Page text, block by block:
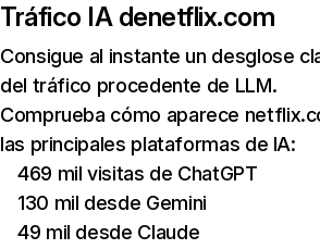
Tráfico IA denetflix.com
Consigue al instante un desglose
del tráfico procedente de LLM.
Comprueba cómo aparece
las principales plataformas de IA:
469 mil visitas de ChatGPT
130 mil desde Gemini
49 mil desde Claude